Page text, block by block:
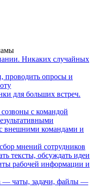
Никаких случайных
проводить опросы и
для больших встреч.
с командой
внешними командами и
мнений сотрудников
тексты, обсуждать идеи
рабочей информации и
— чаты, задачи, файлы —